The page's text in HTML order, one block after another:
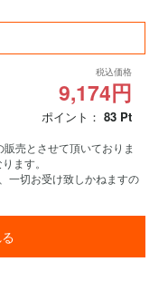
税込価格
9,174円
ポイント： 83 Pt
販売とさせて頂いておりま
ます。
一切お受け致しかねますの